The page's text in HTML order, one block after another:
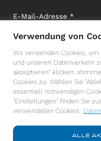
Verwendung von
Wir verwenden Cookies,
und unseren Datenverkehr
akzeptieren“ klicken,
Cookies zu. Wählen Sie
essentiell notwendigen
"Einstellungen" finden Sie
verwendeten Cookies.
ALLE